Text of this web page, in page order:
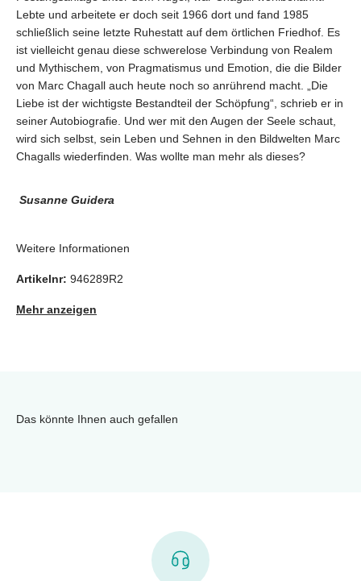
Lebte und arbeitete er doch seit 1966 dort und fand 1985
schließlich seine letzte Ruhestatt auf dem örtlichen Friedhof. Es
ist vielleicht genau diese schwerelose Verbindung von Realem
und Mythischem, von Pragmatismus und Emotion, die die Bilder
von Marc Chagall auch heute noch so anrührend macht. „Die
Liebe ist der wichtigste Bestandteil der Schöpfung“, schrieb er in
seiner Autobiografie. Und wer mit den Augen der Seele schaut,
wird sich selbst, sein Leben und Sehnen in den Bildwelten Marc
Chagalls wiederfinden. Was wollte man mehr als dieses?
Susanne Guidera
Weitere Informationen
Artikelnr: 946289R2
Mehr anzeigen
Das könnte Ihnen auch gefallen